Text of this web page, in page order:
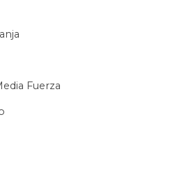
Fuerza